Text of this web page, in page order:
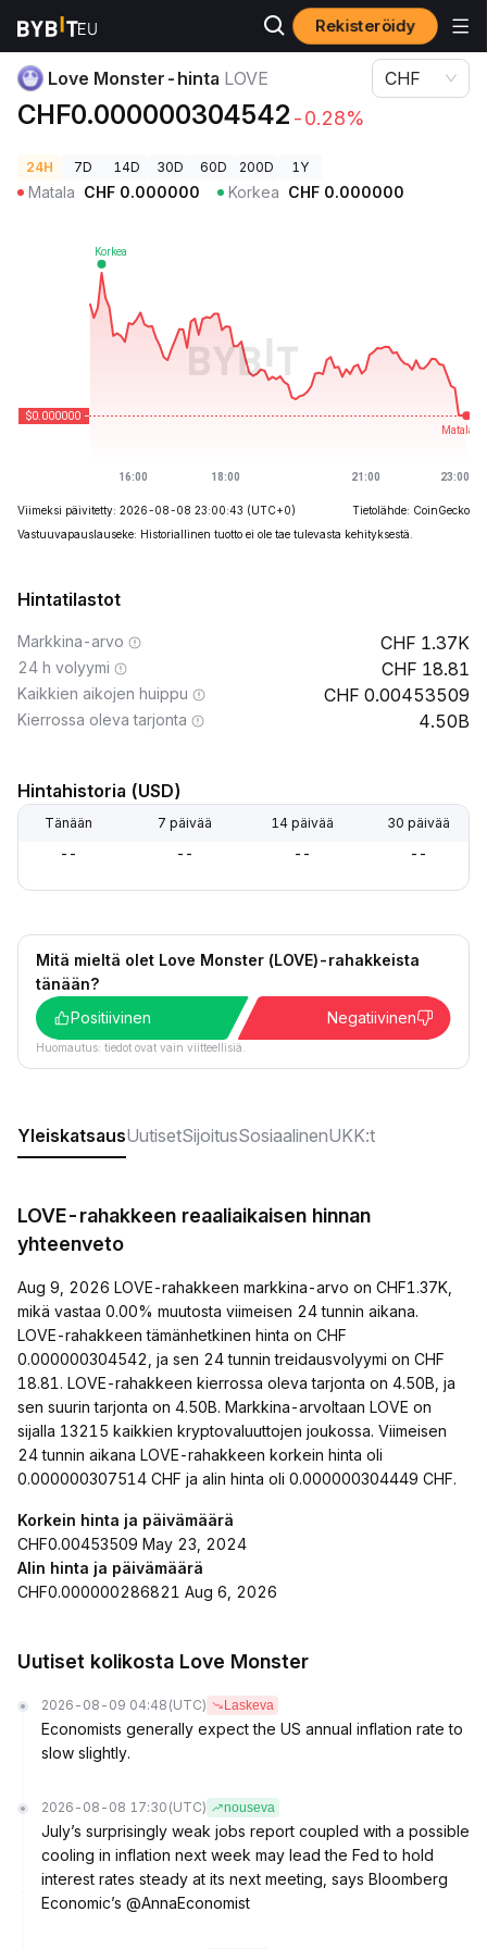
Rekisteröidy
Kryptohinnat Love Monster-hinta LOVE
Love Monster-hinta LOVE
CHF0.000000304542 -0.28%
CHF
24H 7D 14D 30D 60D 200D 1Y
Matala CHF 0.000000 Korkea CHF 0.000000
Viimeksi päivitetty: 2026-08-08 23:00:43 (UTC+0)
Tietolähde: CoinGecko
Vastuuvapauslauseke: Historiallinen tuotto ei ole tae tulevasta kehityksestä.
Hintatilastot
Markkina-arvo 1.37K
24 h volyymi 18.81
Kaikkien aikojen huippu 0.00453509
Kierrossa oleva tarjonta 4.50B
Hintahistoria (USD)
Tänään 7 päivää 14 päivää 30 päivää
-- -- -- --
Mitä mieltä olet Love Monster (LOVE)-rahakkeista
tänään?
Positiivinen
Negatiivinen
Huomautus: tiedot ovat vain viitteellisiä.
YleiskatsausUutisetSijoitusSosiaalinenUKK:t
LOVE-rahakkeen reaaliaikaisen hinnan
yhteenveto
Aug 9, 2026 LOVE-rahakkeen markkina-arvo on CHF1.37K,
mikä vastaa 0.00% muutosta viimeisen 24 tunnin aikana.
LOVE-rahakkeen tämänhetkinen hinta on CHF
0.000000304542, ja sen 24 tunnin treidausvolyymi on CHF
18.81. LOVE-rahakkeen kierrossa oleva tarjonta on 4.50B, ja
sen suurin tarjonta on 4.50B. Markkina-arvoltaan LOVE on
sijalla 13215 kaikkien kryptovaluuttojen joukossa. Viimeisen
24 tunnin aikana LOVE-rahakkeen korkein hinta oli
0.000000307514 CHF ja alin hinta oli 0.000000304449 CHF.
Korkein hinta ja päivämäärä
CHF0.00453509 May 23, 2024
Alin hinta ja päivämäärä
CHF0.000000286821 Aug 6, 2026
Uutiset kolikosta Love Monster
2026-08-09 04:48 (UTC) Laskeva
Economists generally expect the US annual inflation rate to
slow slightly.
2026-08-08 17:30 (UTC) nouseva
July’s surprisingly weak jobs report coupled with a possible
cooling in inflation next week may lead the Fed to hold
interest rates steady at its next meeting, says Bloomberg
Economic’s @AnnaEconomist